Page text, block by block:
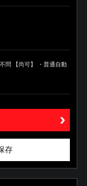
問 【尚可】 ・普通自動
存